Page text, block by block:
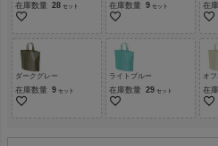
在庫数量 28 在庫数量 9 在
ダークグレー
在庫数量 9
ライトブルー
在庫数量 29
オ
在